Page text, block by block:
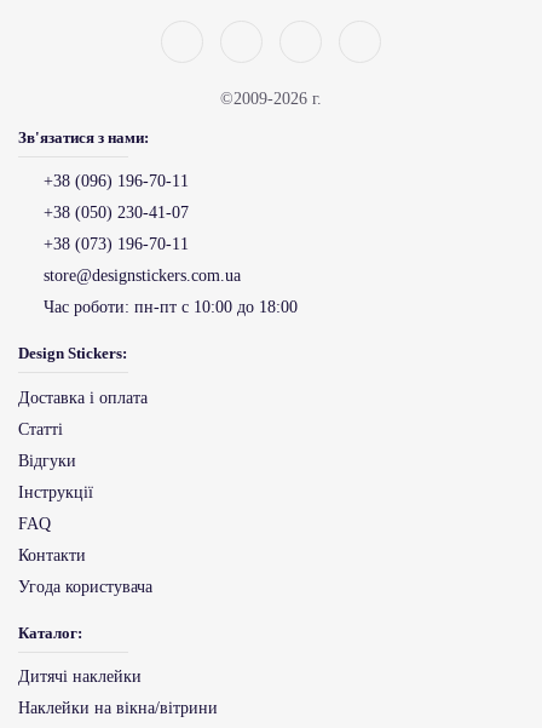
©2009-2026 г.
Зв'язатися з нами:
+38 (096) 196-70-11
+38 (050) 230-41-07
+38 (073) 196-70-11
store@designstickers.com.ua
Час роботи: пн-пт с 10:00 до 18:00
Design Stickers:
Доставка і оплата
Статті
Відгуки
Інструкції
FAQ
Контакти
Угода користувача
Каталог:
Дитячі наклейки
Наклейки на вікна/вітрини